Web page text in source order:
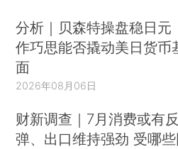
分析｜贝森特操盘稳日元
作巧思能否撬动美日货币
面
2026年08月06日
财新调查｜7月消费或有反
弹、出口维持强劲 受哪些